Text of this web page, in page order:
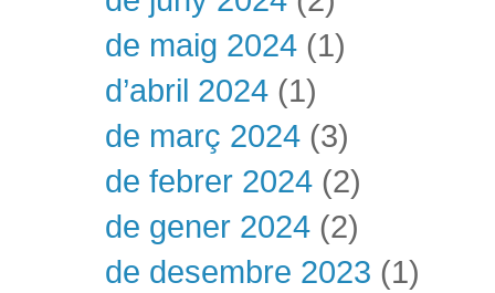
de maig 2024 (1)
d’abril 2024 (1)
de març 2024 (3)
de febrer 2024 (2)
de gener 2024 (2)
de desembre 2023 (1)